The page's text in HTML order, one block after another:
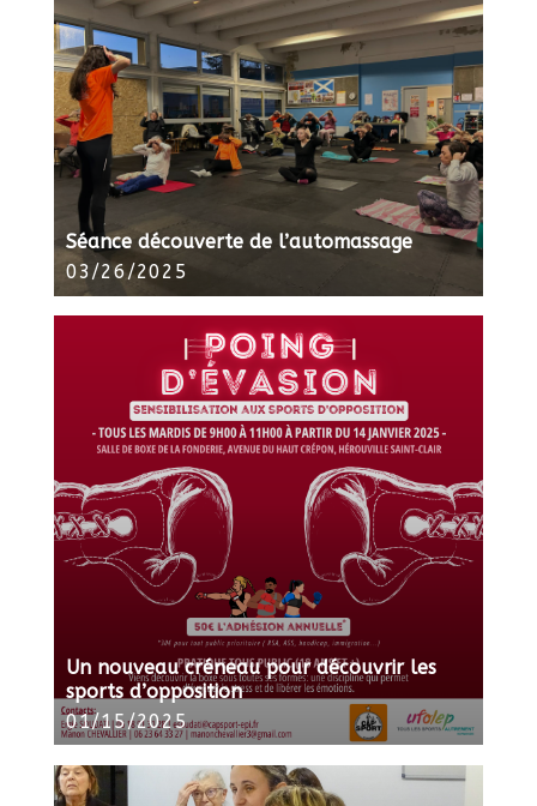
Séance découverte de l’automassage
03/26/2025
Un nouveau créneau pour découvrir les
sports d’opposition
01/15/2025